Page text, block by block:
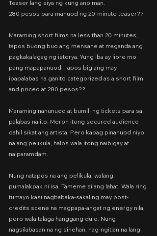
Teaser lang siya ng kung ano man.
280 pesos para manuod ng 20-minute teaser??
Maraming short films na less than 20 minutes,
tapos buong buo ang mensahe at maganda ang
pagkakalagag ng istorya. Yung iba ay libre mo
pang mapapanuod. Tapos biglang may
ipapalabas na ganito categorized as a short film
and priced at 280 pesos??
Maraming nanunuod at bumili ng tickets para sa
palabas na ito. Meron itong secured audience
dahil sikat ang artista. Pero kapag pinanuod niyo
na ang pelikula, halos wala itong naibigay at
naiparamdam.
Nung natapos na ang pelikula, walang
pumalakpak ni isa. Tameme silang lahat. Wala ring
tumayo kasi nagbabaka-sakaling may post-
credits scene na magpapa-angat ng energy nila,
pero wala talaga hanggang dulo. Nung
nagsilabasan na ng sinehan, nag-ngitian na lang